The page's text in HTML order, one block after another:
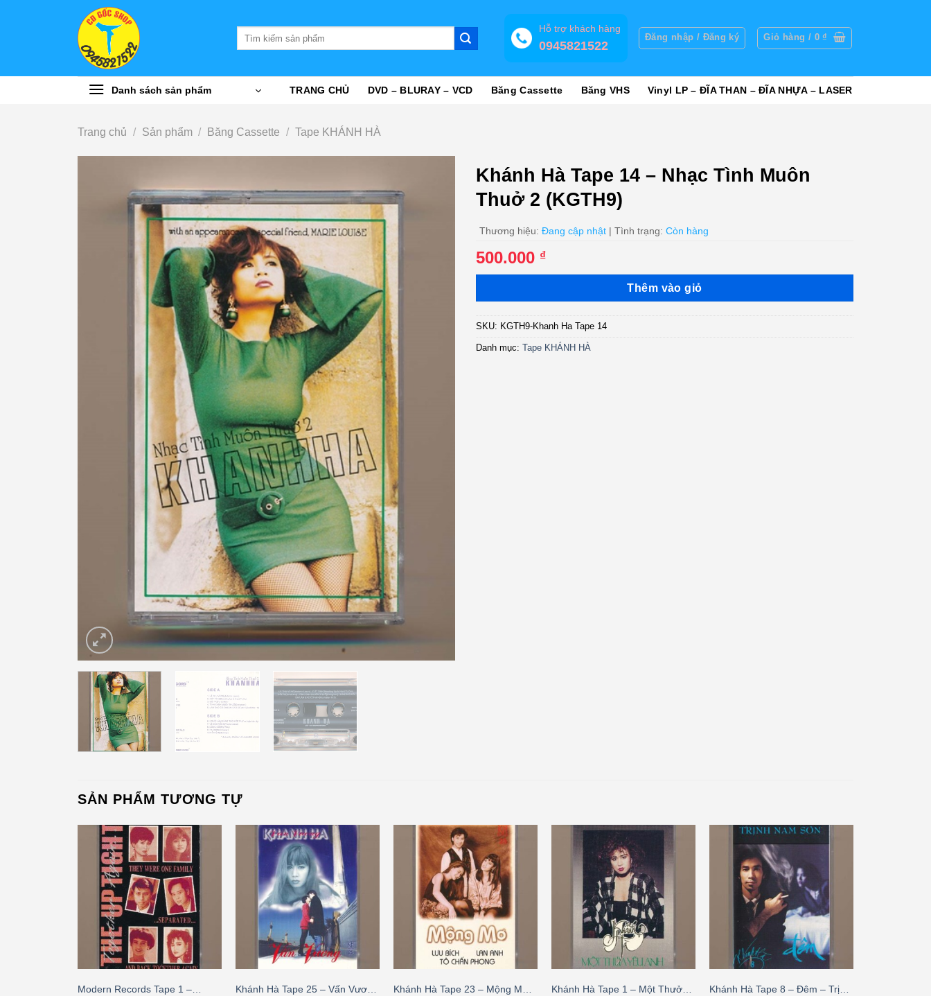
Hỗ trợ khách hàng
0945821522
Đăng nhập / Đăng ký Giỏ hàng / 0₫
Danh sách sản phẩm TRANG CHỦ DVD – BLURAY – VCD Băng Cassette Băng VHS Vinyl LP – ĐĨA THAN – ĐĨA NHỰA – LASER
Trang chủ / Sản phẩm / Băng Cassette / Tape KHÁNH HÀ
Khánh Hà Tape 14 – Nhạc Tình Muôn
Thuở 2 (KGTH9)
Thương hiệu: Đang cập nhật | Tình trạng: Còn hàng
500.000 ₫
Thêm vào giỏ
SKU: KGTH9-Khanh Ha Tape 14
Danh mục: Tape KHÁNH HÀ
SẢN PHẨM TƯƠNG TỰ
Modern Records Tape 1 –
Khánh Hà Tape 25 – Vấn Vương
Khánh Hà Tape 23 – Mộng Mơ –
Khánh Hà Tape 1 – Một Thưở
Khánh Hà Tape 8 – Đêm – Trịnh